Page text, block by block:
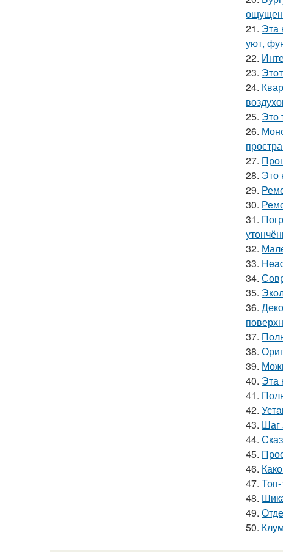
21. Эта
уют,
22.
23.
24.
25. Это
26.
27.
28. Это
29.
30.
31.
32.
33.
34.
35.
36.
37.
38.
39.
40. Эта
41.
42.
43. Шаг
44.
45.
46.
47.
48.
49.
50.